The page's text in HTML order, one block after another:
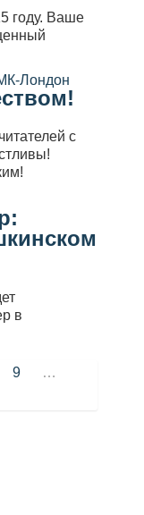
году. Ваше
с
в
9
…